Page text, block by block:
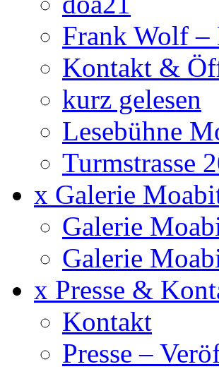
Frank Wolf
Kontakt &
kurz gelesen
Lesebühne
Turmstrasse
x Galerie
Galerie
Galerie
x Presse &
Kontakt
Presse –